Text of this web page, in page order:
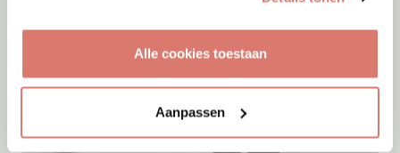
Alle cookies toestaan
Aanpassen
Cyka